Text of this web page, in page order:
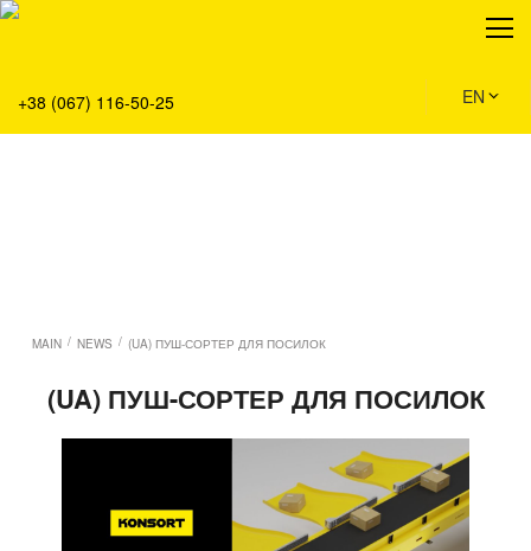
+38 (067) 116-50-25 EN
About
Service
Solution
MAIN / NEWS / (UA) ПУШ-СОРТЕР ДЛЯ ПОСИЛОК
(UA) ПУШ-СОРТЕР ДЛЯ ПОСИЛОК